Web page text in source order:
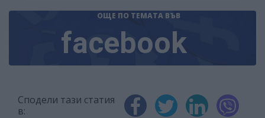
ОЩЕ ПО ТЕМАТА ВЪВ
facebook
Сподели тази статия
в: